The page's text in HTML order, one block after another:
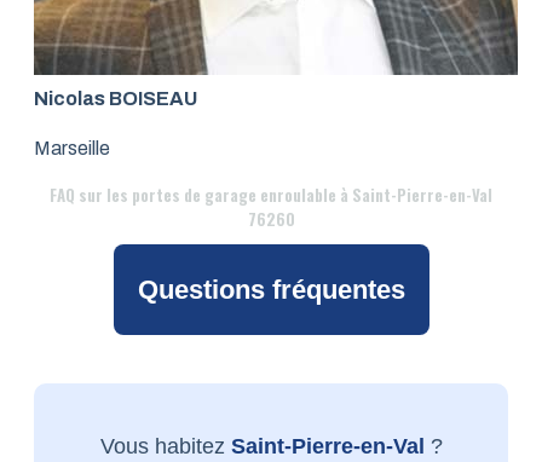
Nicolas BOISEAU
Marseille
FAQ sur les portes de garage enroulable à Saint-Pierre-en-Val
76260
Questions fréquentes
Vous habitez Saint-Pierre-en-Val ?